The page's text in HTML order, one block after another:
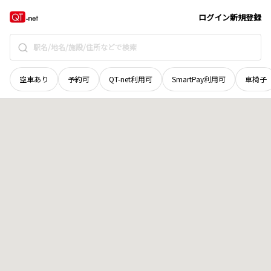
ログイン新規登録
空車あり 予約可 QT-net利用可 SmartPay利用可 車椅子
鳥取県